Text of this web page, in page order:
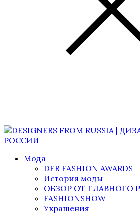
Мода
DFR FASHION AWARDS
История моды
ОБЗОР ОТ ГЛАВНОГО
FASHIONSHOW
Украшения